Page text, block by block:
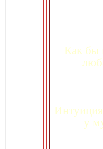
Как бы
у